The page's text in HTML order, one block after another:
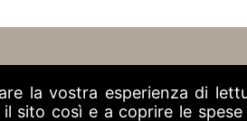
la vostra esperienza di
il sito così e a coprire le